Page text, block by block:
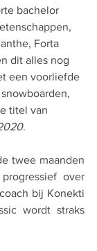
bachelor
Forta
dit alles nog
een voorliefde
titel van
.
twee maanden
over
bij Konekti
wordt straks